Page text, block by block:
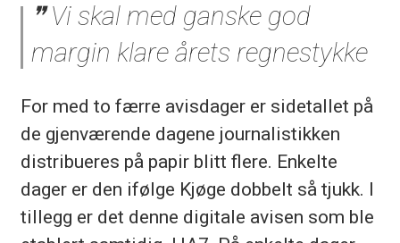
Vi skal med ganske god
margin klare årets regnestykke
For med to færre avisdager er sidetallet på
de gjenværende dagene journalistikken
distribueres på papir blitt flere. Enkelte
dager er den ifølge Kjøge dobbelt så tjukk. I
tillegg er det denne digitale avisen som ble